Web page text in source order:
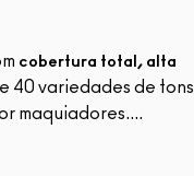
cobertura total, alta
e 40 variedades de tons
maquiadores....